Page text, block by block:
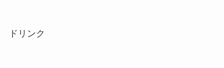
ドリンク